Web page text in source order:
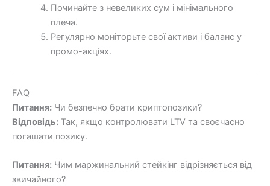
Починайте з невеликих сум і мінімального
плеча.
Регулярно моніторьте свої активи і баланс у
промо-акціях.
FAQ
Питання: Чи безпечно брати криптопозики?
Відповідь: Так, якщо контролювати LTV та своєчасно
погашати позику.
Питання: Чим маржинальний стейкінг відрізняється від
звичайного?